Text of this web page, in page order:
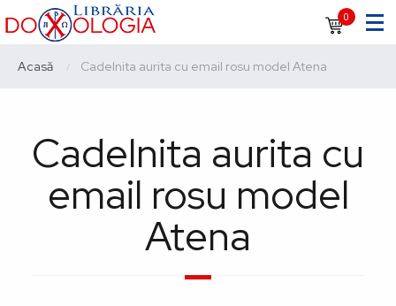
Sari
la
conținutul
Navigare
principală
0
Breadcrumb
Acasă Current:
Cadelnita aurita cu email rosu model Atena
Cadelnita aurita cu
email rosu model
Atena